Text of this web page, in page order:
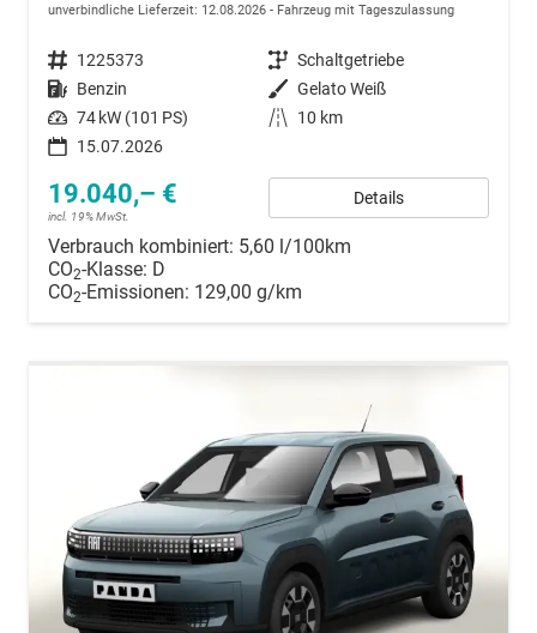
unverbindliche Lieferzeit: 12.08.2026 Fahrzeug mit Tageszulassung
Fahrzeugnummer 1225373 Getriebe Schaltgetriebe
Kraftstoff Benzin Außenfarbe Gelato Weiß
Leistung 74 kW (101 PS) Kilometerstand
10 km
15.07.2026
19.040,– €
incl. 19% MwSt.
Details
Verbrauch kombiniert: 5,60 l/100km
CO2-Klasse: D
CO2-Emissionen: 129,00 g/km